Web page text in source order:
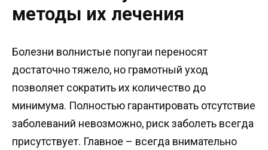
методы их лечения
Болезни волнистые попугаи переносят
достаточно тяжело, но грамотный уход
позволяет сократить их количество до
минимума. Полностью гарантировать отсутствие
заболеваний невозможно, риск заболеть всегда
присутствует. Главное – всегда внимательно